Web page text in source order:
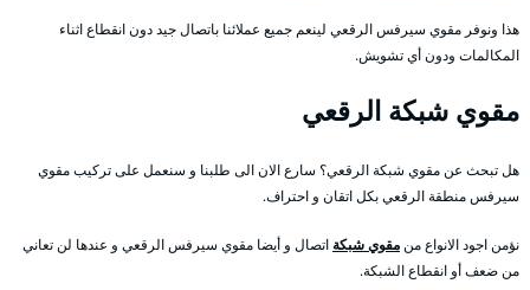
هذا ونوفر مقوي سيرفس الرقعي لينعم جميع عملائنا باتصال جيد دون انقطاع اثناء
المكالمات ودون أي تشويش.
مقوي شبكة الرقعي
هل تبحث عن مقوي شبكة الرقعي؟ سارع الان الى طلبنا و سنعمل على تركيب مقوي
سيرفس منطقة الرقعي بكل اتقان و احتراف.
نؤمن اجود الانواع منمقوي شبكة اتصال و أيضا مقوي سيرفس الرقعي و عندها لن تعاني
من ضعف أو انقطاع الشبكة.